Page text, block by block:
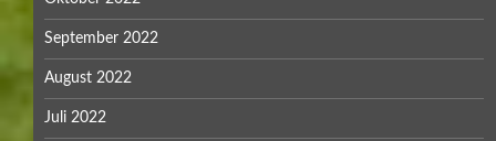
September 2022
August 2022
Juli 2022